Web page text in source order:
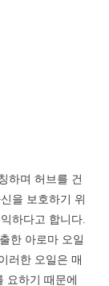
하며 허브를 건
을 보호하기 위
하다고 합니다.
한 아로마 오일
러한 오일은 매
요하기 때문에